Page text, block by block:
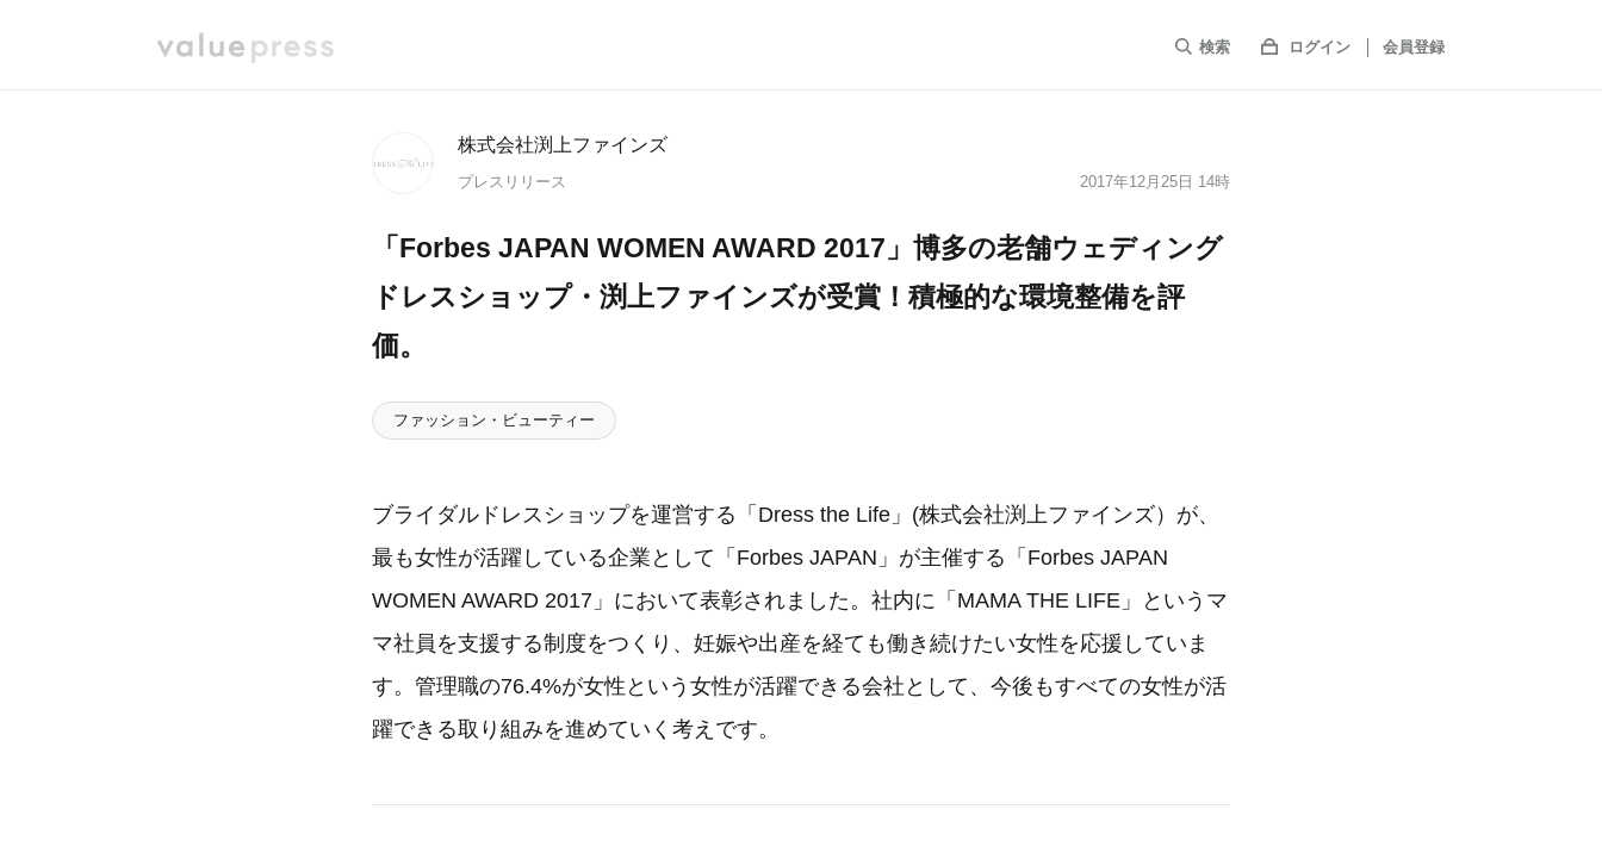
検索 ログイン 会員登録
株式会社渕上ファインズ
プレスリリース 2017年12月25日 14時
「Forbes JAPAN WOMEN AWARD 2017」博多の老舗ウェディング
ドレスショップ・渕上ファインズが受賞！積極的な環境整備を評
価。
ファッション・ビューティー
ブライダルドレスショップを運営する「Dress the Life」(株式会社渕上ファインズ）が、
最も女性が活躍している企業として「Forbes JAPAN」が主催する「Forbes JAPAN
WOMEN AWARD 2017」において表彰されました。社内に「MAMA THE LIFE」というマ
マ社員を支援する制度をつくり、妊娠や出産を経ても働き続けたい女性を応援していま
す。管理職の76.4%が女性という女性が活躍できる会社として、今後もすべての女性が活
躍できる取り組みを進めていく考えです。